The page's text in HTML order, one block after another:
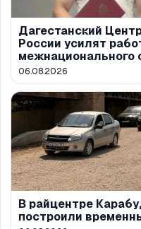
Дагестанский
России усилят
межнационального
06.08.2026
В райцентре
построили